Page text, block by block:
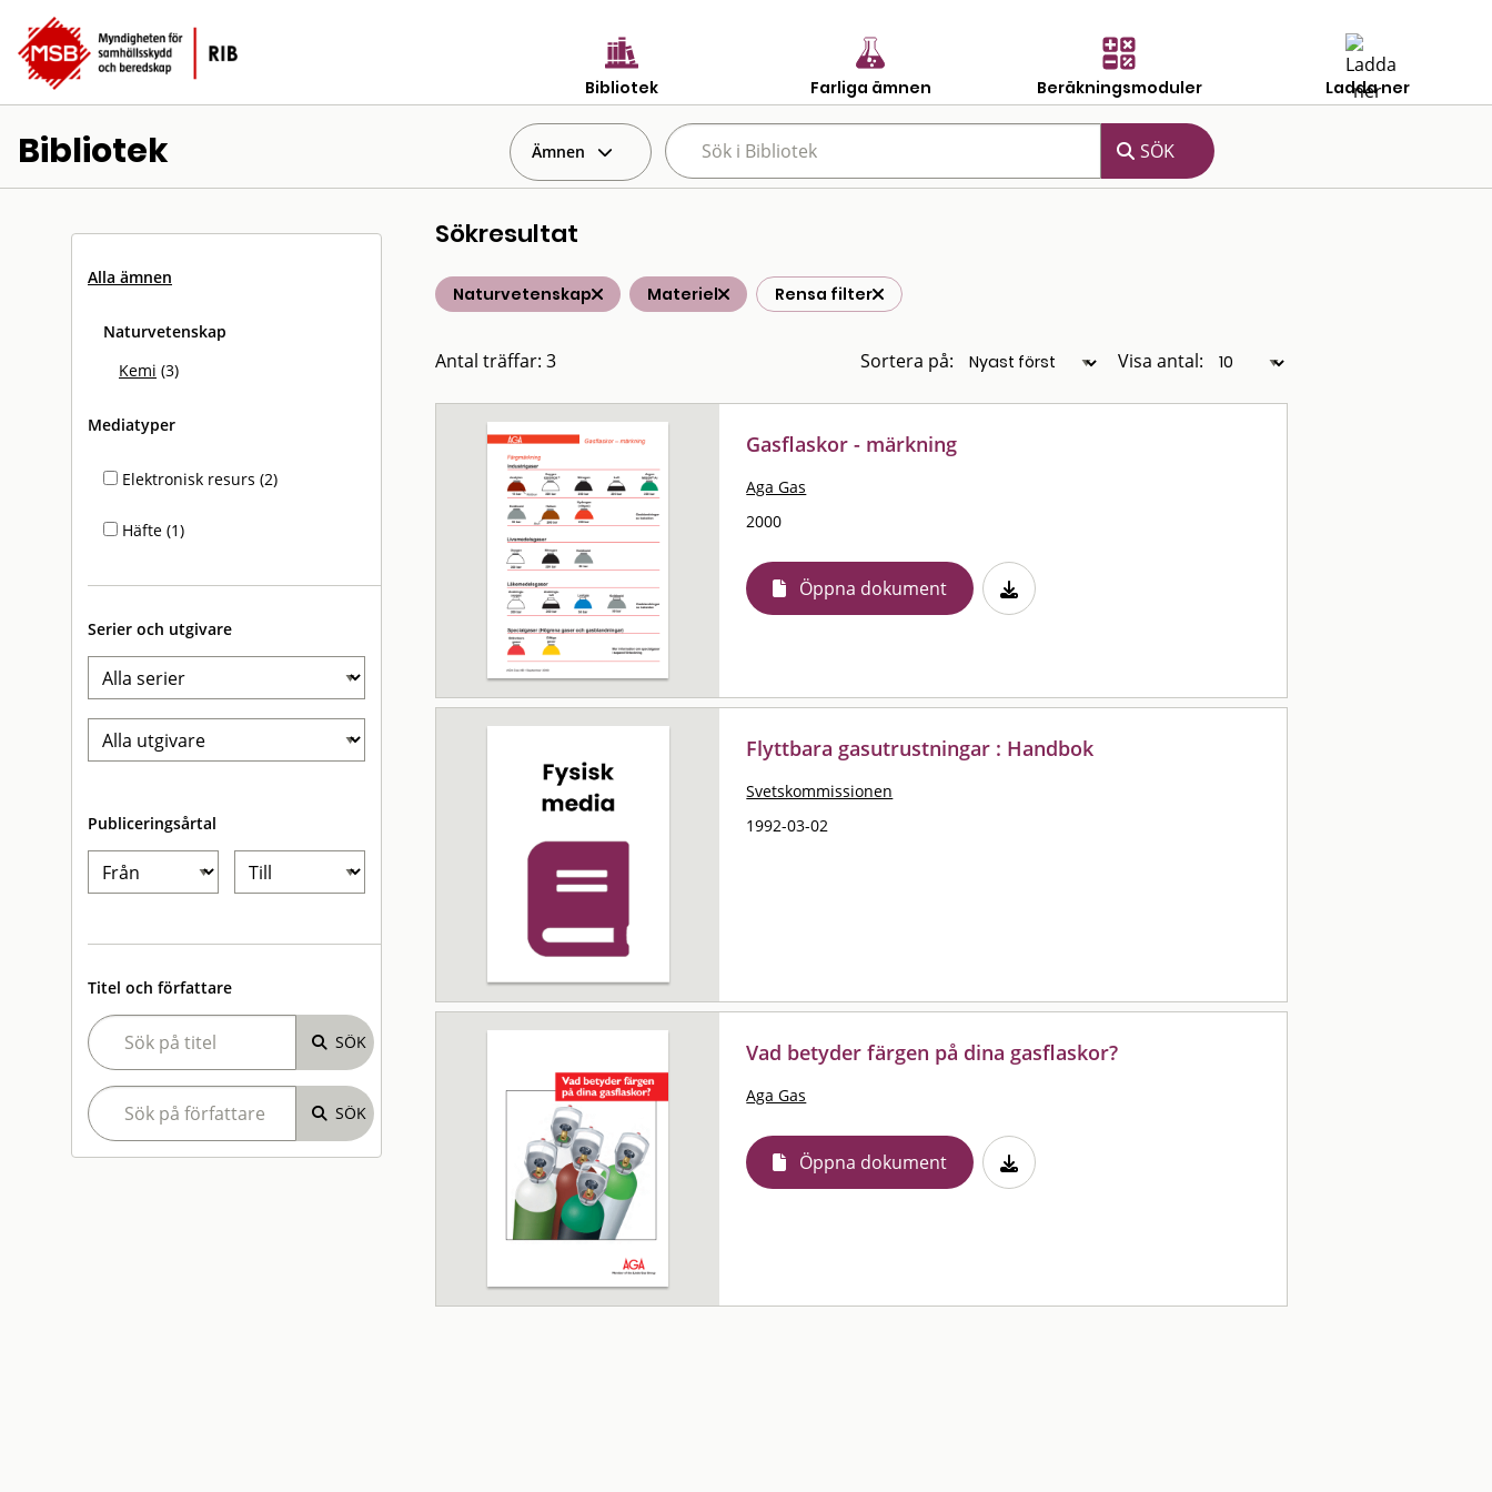
Bibliotek Farliga ämnen Beräkningsmoduler Ladda ner
Bibliotek Ämnen
Alla ämnen
Naturvetenskap
Kemi (3)
Mediatyper
Elektronisk resurs (2)
Häfte (1)
Serier och utgivare
Publiceringsårtal
Titel och författare
Sökresultat
Naturvetenskap Materiel Rensa filter
Antal träffar: 3 Sortera på: Visa antal:
Gasflaskor - märkning
Aga Gas
2000
Öppna dokument
Flyttbara gasutrustningar : Handbok
Svetskommissionen
1992-03-02
Vad betyder färgen på dina gasflaskor?
Aga Gas
Öppna dokument